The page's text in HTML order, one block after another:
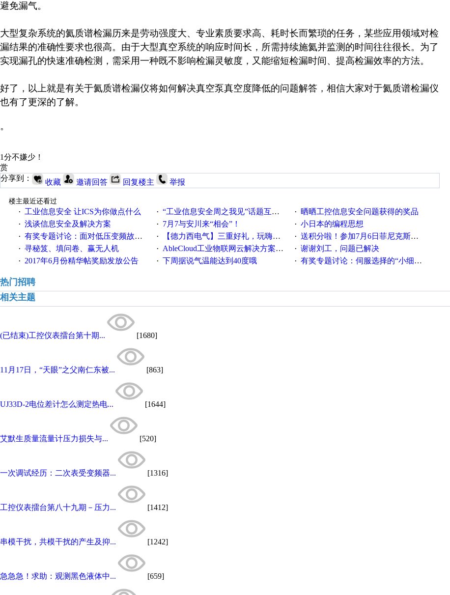
避免漏气。
大型复杂系统的氦质谱检漏历来是劳动强度大、专业素质要求高、耗时长而繁琐的任务，某些应用领域对检
漏结果的准确性要求也很高。由于大型真空系统的响应时间长，所需持续施氦并监测的时间往往很长。为了
实现漏孔的快速准确检测，需采用一种既不影响检漏灵敏度，又能缩短检漏时间、提高检漏效率的方法。
好了，以上就是有关于氦质谱检漏仪将如何解决真空泵真空度降低的问题解答 ，相信大家对于氦质谱检漏仪
也有了更深的了解。
。
1分不嫌少！
赏
分享到：
收藏 邀请回答 回复楼主 举报
楼主最近还看过
·
工业信息安全 让ICS为你做点什么 · “工业信息安全周之我见”话题互动获奖名单发布公告 · 晒晒工控信息安全问题获得的奖品
· 浅谈信息安全及解决方案 · 7月7与安川来“相会”！ · 小日本的编程思想
· 有奖专题讨论：面对低压变频故障，老手是这样解决的！ · 【德力西电气】三重好礼，玩嗨夏日！ · 送积分啦！参加7月6日菲尼克斯在线研讨会即得
· 寻秘笈、填问卷、赢无人机 · AbleCloud工业物联网云解决方案实践及应用 · 谢谢刘工，问题已解决
· 2017年6月份精华帖奖励发放公告 · 下周据说气温能达到40度哦 · 有奖专题讨论：伺服选择的“小细节大学问”奖励公告
热门招聘
相关主题
(已结束)工控仪表擂台第十期... [1680]
11月17日，“天眼”之父南仁东被... [863]
UJ33D-2电位差计怎么测定热电... [1644]
艾默生质量流量计压力损失与... [520]
一次调试经历：二次表受变频器... [1316]
工控仪表擂台第八十九期－压力... [1412]
串模干扰，共模干扰的产生及抑... [1242]
急急急！求助：观测黑色液体中... [659]